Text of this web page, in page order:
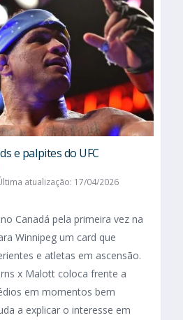
e palpites do UFC
atualização: 17/04/2026
Canadá pela primeira vez na
Winnipeg um card que
e atletas em ascensão.
x Malott coloca frente a
em momentos bem
a explicar o interesse em